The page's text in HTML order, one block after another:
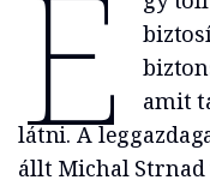
E
amit
látni. A
állt Michal